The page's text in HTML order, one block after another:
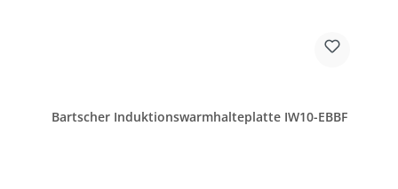
Bartscher Induktionswarmhalteplatte IW10-EBBF